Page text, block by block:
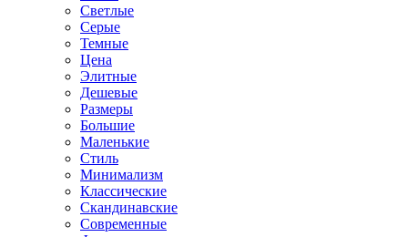
Светлые
Серые
Темные
Цена
Элитные
Дешевые
Размеры
Большие
Маленькие
Стиль
Минимализм
Классические
Скандинавские
Современные